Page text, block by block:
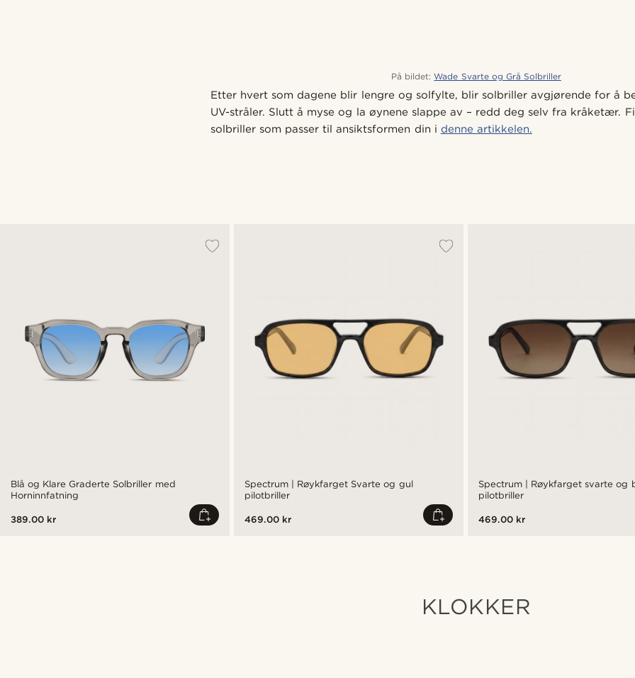
På bildet: Wade Svarte og Grå Solbriller
Etter hvert som dagene blir lengre og solfylte, blir solbriller avgjørende for å
UV-stråler. Slutt å myse og la øynene slappe av – redd deg selv fra kråketær.
solbriller som passer til ansiktsformen din i denne artikkelen.
Blå og Klare Graderte Solbriller med
Horninnfatning
389.00 kr
Spectrum | Røykfarget Svarte og gul
pilotbriller
469.00 kr
Spectrum | Røykfarget svarte og
pilotbriller
469.00 kr
KLOKKER